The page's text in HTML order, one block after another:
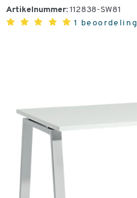
Artikelnummer: 112838-SW81
1 beoordeling